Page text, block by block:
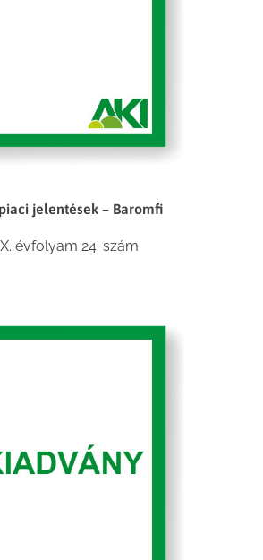
jelentések – Baromfi
évfolyam 24. szám